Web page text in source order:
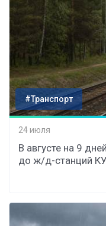
#Транспорт
24 июля
В августе на 9
до ж/д-станций